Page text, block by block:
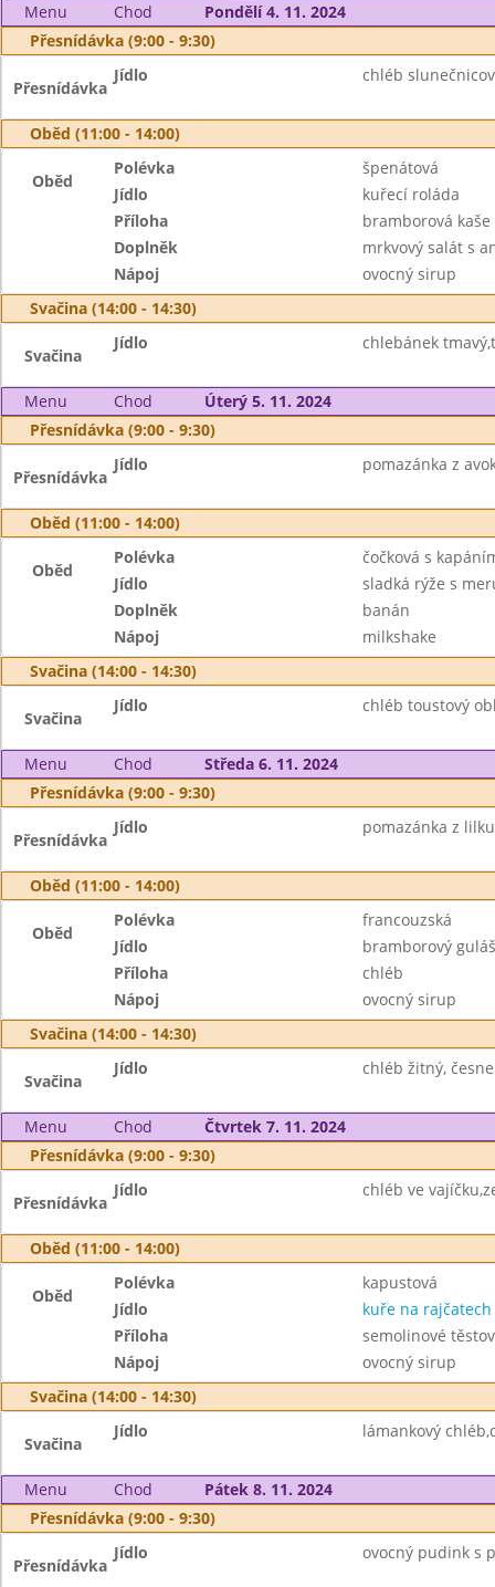
Menu Chod
Pondělí 4. 11. 2024
Přesnídávka (9:00 - 9:30)
Přesnídávka
Jídlo chléb
Oběd (11:00 - 14:00)
Oběd
Polévka
špenátová
Jídlo
kuřecí roláda
Příloha
bramborová kaše
Doplněk
mrkvový salát s
Nápoj
ovocný sirup
Svačina (14:00 - 14:30)
Svačina
Jídlo chlebánek
Menu Chod
Úterý 5. 11. 2024
Přesnídávka (9:00 - 9:30)
Přesnídávka
Jídlo pomazánka z
Oběd (11:00 - 14:00)
Oběd
Polévka
čočková s
Jídlo
sladká rýže s
Doplněk
banán
Nápoj
milkshake
Svačina (14:00 - 14:30)
Svačina
Jídlo chléb toustový
Menu Chod
Středa 6. 11. 2024
Přesnídávka (9:00 - 9:30)
Přesnídávka
Jídlo pomazánka z
Oběd (11:00 - 14:00)
Oběd
Polévka
francouzská
Jídlo
bramborový guláš
Příloha
chléb
Nápoj
ovocný sirup
Svačina (14:00 - 14:30)
Svačina
Jídlo chléb žitný,
Menu Chod
Čtvrtek 7. 11. 2024
Přesnídávka (9:00 - 9:30)
Přesnídávka
Jídlo chléb ve
Oběd (11:00 - 14:00)
Oběd
Polévka
kapustová
Jídlo
kuře na rajčatech
Příloha
semolinové
Nápoj
ovocný sirup
Svačina (14:00 - 14:30)
Svačina
Jídlo lámankový
Menu Chod
Pátek 8. 11. 2024
Přesnídávka (9:00 - 9:30)
Přesnídávka
Jídlo ovocný pudink s